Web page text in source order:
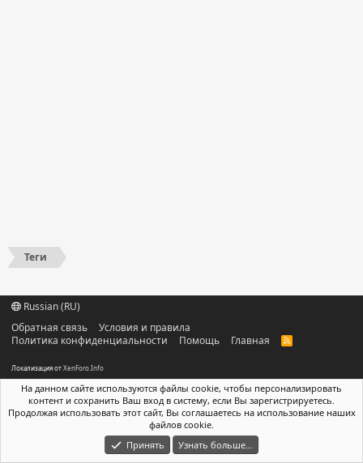
Теги
Russian (RU)
Обратная связь
Условия и правила
Политика конфиденциальности
Помощь Главная
R
S
Локализация отXenForo.Info
На данном сайте используются файлы cookie, чтобы персонализировать
контент и сохранить Ваш вход в систему, если Вы зарегистрируетесь.
Продолжая использовать этот сайт, Вы соглашаетесь на использование наших
файлов cookie.
Принять
Узнать больше…